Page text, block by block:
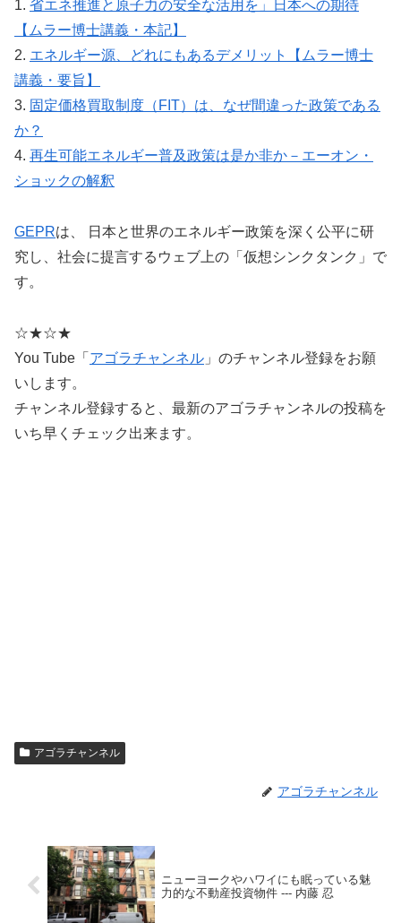
1. 省エネ推進と原子力の安全な活用を」日本への期待
【ムラー博士講義・本記】
2. エネルギー源、どれにもあるデメリット【ムラー博士
講義・要旨】
3. 固定価格買取制度（FIT）は、なぜ間違った政策である
か？
4. 再生可能エネルギー普及政策は是か非か－エーオン・
ショックの解釈
GEPRは、 日本と世界のエネルギー政策を深く公平に研
究し、社会に提言するウェブ上の「仮想シンクタンク」で
す。
☆★☆★
You Tube「 アゴラチャンネル 」のチャンネル登録をお願
いします。
チャンネル登録すると、最新のアゴラチャンネルの投稿を
いち早くチェック出来ます。
アゴラチャンネル
アゴラチャンネル
ニューヨークやハワイにも眠っている魅
力的な不動産投資物件 --- 内藤 忍